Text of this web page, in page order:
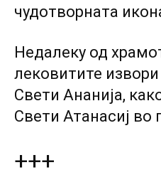
чудотворната
Недалеку од
лековитите
Свети Ананија,
Свети Атанасиј во
+++